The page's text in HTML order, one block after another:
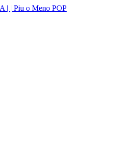
| | Piu o Meno POP